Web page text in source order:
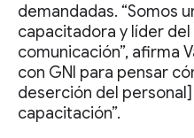
demandadas. “Somos
capacitadora y líder
comunicación”, afirma
con GNI para pensar
deserción del
capacitación”.